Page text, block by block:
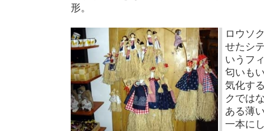
形。
ロウソ
せたシ
いうフ
匂いも
気化す
クでは
ある薄
一本に